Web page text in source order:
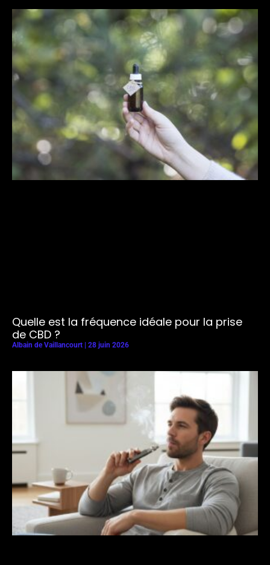
Quelle est la fréquence idéale pour la prise
de CBD ?
Albain de Vaillancourt 28 juin 2026